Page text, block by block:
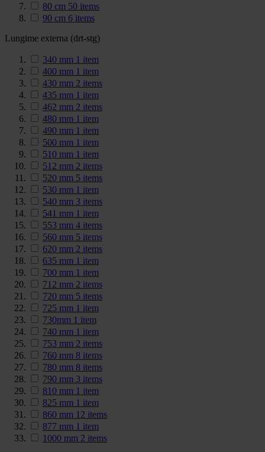
80 cm 50 items
90 cm 6 items
Lungime externa (drt-stg)
340 mm 1 item
400 mm 1 item
430 mm 2 items
435 mm 1 item
462 mm 2 items
480 mm 1 item
490 mm 1 item
500 mm 1 item
510 mm 1 item
512 mm 2 items
520 mm 5 items
530 mm 1 item
540 mm 3 items
541 mm 1 item
553 mm 4 items
560 mm 5 items
620 mm 2 items
635 mm 1 item
700 mm 1 item
712 mm 2 items
720 mm 5 items
725 mm 1 item
730mm 1 item
740 mm 1 item
753 mm 2 items
760 mm 8 items
780 mm 8 items
790 mm 3 items
810 mm 1 item
825 mm 1 item
860 mm 12 items
877 mm 1 item
1000 mm 2 items